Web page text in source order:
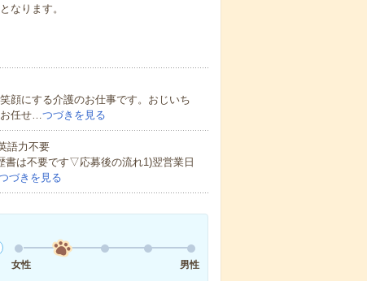
なります。
顔にする介護のお仕事です。おじいち
お任せ…つづきを見る
語力不要
は不要です▽応募後の流れ1)翌営業日
づきを見る
女性
男性